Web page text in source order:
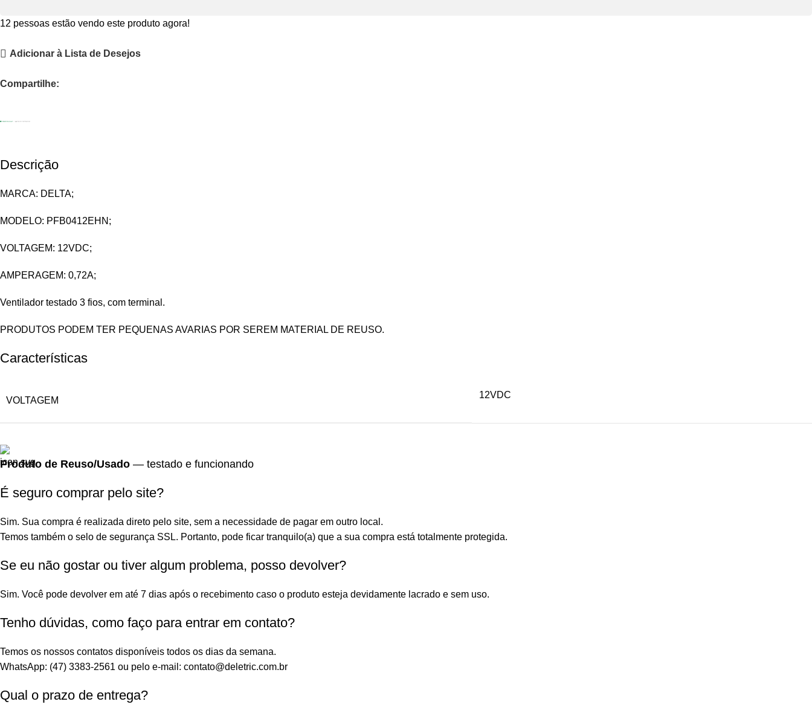
12 pessoas estão vendo este produto agora!
Adicionar à Lista de Desejos
Compartilhe:
Descrição
MARCA: DELTA;
MODELO: PFB0412EHN;
VOLTAGEM: 12VDC;
AMPERAGEM: 0,72A;
Ventilador testado 3 fios, com terminal.
PRODUTOS PODEM TER PEQUENAS AVARIAS POR SEREM MATERIAL DE REUSO.
Características
VOLTAGEM
12VDC
Produto de Reuso/Usado — testado e funcionando
É seguro comprar pelo site?
Sim. Sua compra é realizada direto pelo site, sem a necessidade de pagar em outro local.
Temos também o selo de segurança SSL. Portanto, pode ficar tranquilo(a) que a sua compra está totalmente protegida.
Se eu não gostar ou tiver algum problema, posso devolver?
Sim. Você pode devolver em até 7 dias após o recebimento caso o produto esteja devidamente lacrado e sem uso.
Tenho dúvidas, como faço para entrar em contato?
Temos os nossos contatos disponíveis todos os dias da semana.
WhatsApp: (47) 3383-2561 ou pelo e-mail: contato@deletric.com.br
Qual o prazo de entrega?